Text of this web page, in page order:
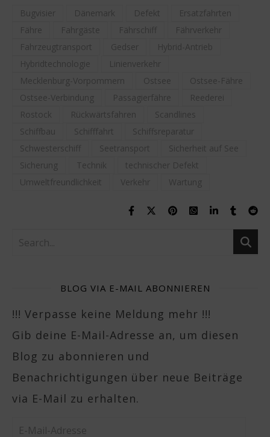
Bugvisier Dänemark Defekt
Ersatzfahrten
Fähre
Fahrgäste Fährschiff
Fährverkehr
Fahrzeugtransport
Gedser
Hybrid-Antrieb
Hybridtechnologie
Linienverkehr
Mecklenburg-Vorpommern
Ostsee
Ostsee-Fähre
Ostsee-Verbindung
Passagierfähre
Reederei
Rostock
Rückwärtsfahren
Scandlines
Schiffbau
Schifffahrt
Schiffsreparatur
Schwesterschiff
Seetransport
Sicherheit auf See
Sicherung
Technik
technischer Defekt
Umweltfreundlichkeit
Verkehr Wartung
BLOG VIA E-MAIL ABONNIEREN
!!! Verpasse keine Meldung mehr !!!
Gib deine E-Mail-Adresse an, um diesen
Blog zu abonnieren und
Benachrichtigungen über neue Beiträge
via E-Mail zu erhalten.
E-Mail-Adresse